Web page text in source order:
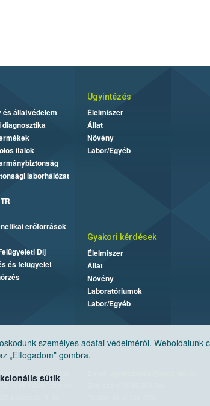
személyes adatai védelméről. Weboldalunk
„Elfogadom” gombra.
sütik
állatvédelem
italok
laborhálózat
erőforrások
Díj
és felügyelet
Ügyintézés
Élelmiszer
Állat
Növény
Labor/Egyéb
Gyakori kérdések
Élelmiszer
Állat
Növény
Laboratóriumok
Labor/Egyéb
biztonsági Hivatal